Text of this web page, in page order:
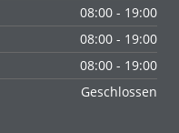
08:00 - 19:00
08:00 - 19:00
08:00 - 19:00
Geschlossen